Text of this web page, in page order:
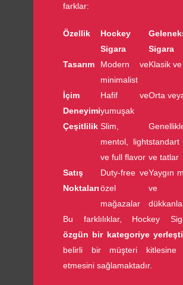
farklar:
Özellik
Hockey
Sigara
Sigara
Tasarım
Modern ve
minimalist
Klasik
İçim
Deneyimi
Hafif ve
yumuşak
Orta
Çeşitlilik Slim,
mentol, light
ve full flavor
standart
ve tatlar
Satış
Noktaları
Duty-free ve
özel
mağazalar
Yaygın
ve
Bu farklılıklar, Hockey
özgün bir kategoriye
belirli bir müşteri kitlesine
etmesini sağlamaktadır.